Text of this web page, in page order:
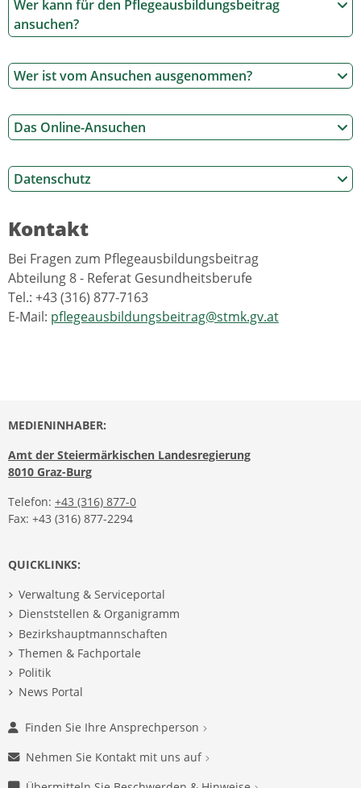
Wer kann für den Pflegeausbildungsbeitrag
ansuchen?
Wer ist vom Ansuchen ausgenommen?
Das Online-Ansuchen
Datenschutz
Kontakt
Bei Fragen zum Pflegeausbildungsbeitrag
Abteilung 8 - Referat Gesundheitsberufe
Tel.: +43 (316) 877-7163
E-Mail: pflegeausbildungsbeitrag@stmk.gv.at
MEDIENINHABER:
Amt der Steiermärkischen Landesregierung
8010 Graz-Burg
Telefon: +43 (316) 877-0
Fax: +43 (316) 877-2294
QUICKLINKS:
Verwaltung & Serviceportal
Dienststellen & Organigramm
Bezirkshauptmannschaften
Themen & Fachportale
Politik
News Portal
Finden Sie Ihre Ansprechperson
Nehmen Sie Kontakt mit uns auf